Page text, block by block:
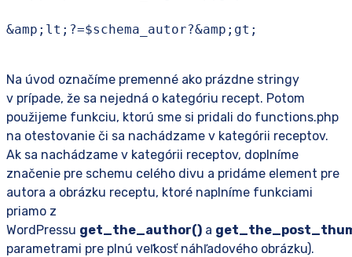
&amp;lt;?=$schema_autor?&amp;gt;
Na úvod označíme premenné ako prázdne stringy
v prípade, že sa nejedná o kategóriu recept. Potom
použijeme funkciu, ktorú sme si pridali do functions.php
na otestovanie či sa nachádzame v kategórii receptov.
Ak sa nachádzame v kategórii receptov, doplníme
značenie pre schemu celého divu a pridáme element pre
autora a obrázku receptu, ktoré naplníme funkciami
priamo z
WordPressu get_the_author() a
parametrami pre plnú veľkosť náhľadového obrázku).